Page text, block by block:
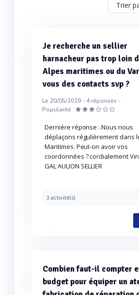
Je recherche un sellier
harnacheur pas trop loin
Alpes maritimes ou du
vous des contacts svp ?
Le 20/05/2019 - 4réponses -
Popularité :
Dernière réponse : Nous nous
déplaçons régulièrement dans
Maritimes. Peut-on avoir vos
coordonnées ? cordialement
GAL AULION SELLIER
3 activité(s)
Combien faut-il compter
budget pour équiper un